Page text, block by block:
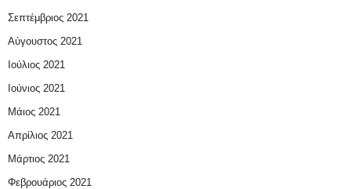
Σεπτέμβριος 2021
Αύγουστος 2021
Ιούλιος 2021
Ιούνιος 2021
Μάιος 2021
Απρίλιος 2021
Μάρτιος 2021
Φεβρουάριος 2021